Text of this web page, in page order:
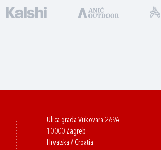
Ulica grada Vukovara 269A
10000 Zagreb
Hrvatska / Croatia